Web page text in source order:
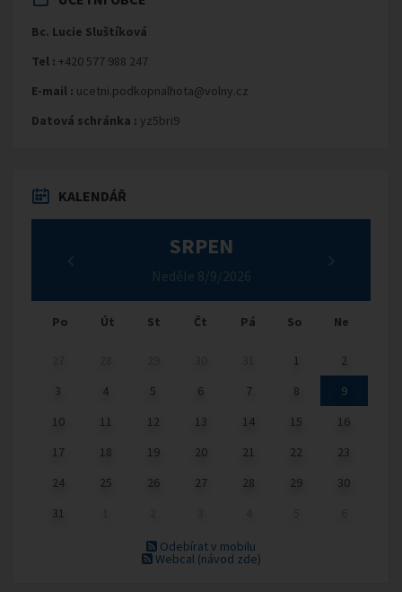
Bc. Lucie Sluštíková
Tel : +420 577 988 247
E-mail : ucetni.podkopnalhota@volny.cz
Datová schránka : yz5bri9
KALENDÁŘ
SRPEN
Neděle 8/9/2026
Po Út St Čt Pá So Ne
1
2
3
4 5 6 7 8
9
10
11 12 13 14 15
16
17
18 19 20 21 22
23
24
25 26 27 28 29
30
31
Odebírat v mobilu
Webcal (návod zde)